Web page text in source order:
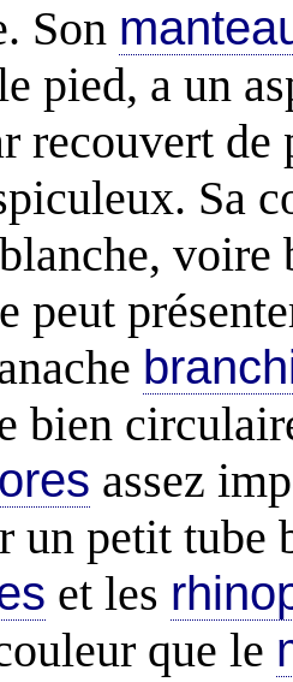
Son
pied, a un
recouvert de
Sa
voire
peut
bien
assez
un petit tube
et les
que le